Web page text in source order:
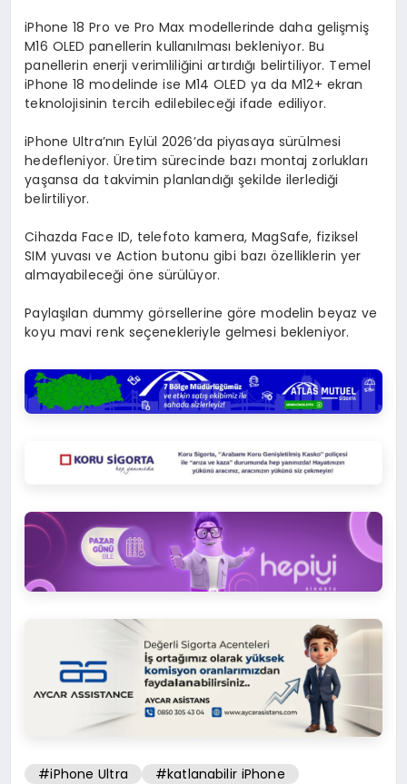
iPhone 18 Pro ve Pro Max modellerinde daha gelişmiş
M16 OLED panellerin kullanılması bekleniyor. Bu
panellerin enerji verimliliğini artırdığı belirtiliyor. Temel
iPhone 18 modelinde ise M14 OLED ya da M12+ ekran
teknolojisinin tercih edilebileceği ifade ediliyor.
iPhone Ultra’nın Eylül 2026’da piyasaya sürülmesi
hedefleniyor. Üretim sürecinde bazı montaj zorlukları
yaşansa da takvimin planlandığı şekilde ilerlediği
belirtiliyor.
Cihazda Face ID, telefoto kamera, MagSafe, fiziksel
SIM yuvası ve Action butonu gibi bazı özelliklerin yer
almayabileceği öne sürülüyor.
Paylaşılan dummy görsellerine göre modelin beyaz ve
koyu mavi renk seçenekleriyle gelmesi bekleniyor.
#iPhone Ultra
#katlanabilir iPhone